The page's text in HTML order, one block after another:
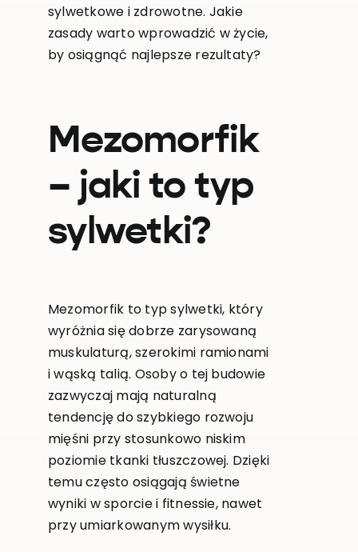
sylwetkowe i zdrowotne. Jakie
zasady warto wprowadzić w życie,
by osiągnąć najlepsze rezultaty?
Mezomorfik
– jaki to typ
sylwetki?
Mezomorfik to typ sylwetki, który
wyróżnia się dobrze zarysowaną
muskulaturą, szerokimi ramionami
i wąską talią. Osoby o tej budowie
zazwyczaj mają naturalną
tendencję do szybkiego rozwoju
mięśni przy stosunkowo niskim
poziomie tkanki tłuszczowej. Dzięki
temu często osiągają świetne
wyniki w sporcie i fitnessie, nawet
przy umiarkowanym wysiłku.